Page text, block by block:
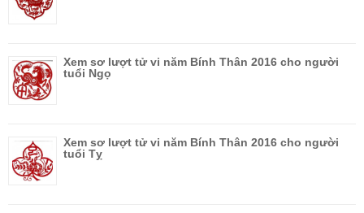
Xem sơ lượt tử vi năm Bính Thân 2016 cho người
tuổi Ngọ
Xem sơ lượt tử vi năm Bính Thân 2016 cho người
tuổi Tỵ